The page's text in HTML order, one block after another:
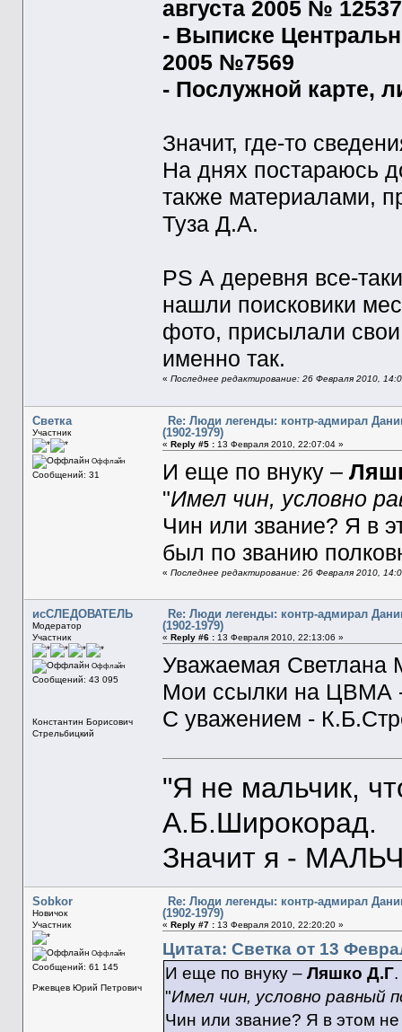
августа 2005 № 12537
- Выписке
2005 №7569
- Послужной карте,
Значит, где-то
На днях постараюсь
также материалами,
Туза Д.А.
PS А деревня все-
нашли поисковики
фото, присылали
именно так.
« Последнее редактирование: 26 Февраля 2010,
Светка
Участник
Оффлайн
Сообщений: 31
Re: Люди легенды: контр-адмирал
(1902-1979)
« Reply #5 :13 Февраля 2010, 22:07:04 »
И еще по внуку –
"Имел чин, условно
Чин или звание? Я в
был по званию
« Последнее редактирование: 26 Февраля 2010,
исСЛЕДОВАТЕЛЬ
Модератор
Участник
Оффлайн
Сообщений: 43 095
Константин Борисович
Стрельбицкий
Re: Люди легенды: контр-адмирал
(1902-1979)
« Reply #6 :13 Февраля 2010, 22:13:06 »
Уважаемая Светлана
Мои ссылки на ЦВМА
С уважением -
"Я не мальчик,
А.Б.Широкорад.
Значит я -
Sobkor
Новичок
Участник
Оффлайн
Сообщений: 61 145
Ржевцев Юрий Петрович
Re: Люди легенды: контр-адмирал
(1902-1979)
« Reply #7 :13 Февраля 2010, 22:20:20 »
Цитата: Светка от 13
И еще по внуку – Ляшко Д.Г.
"Имел чин, условно равный
Чин или звание? Я в этом